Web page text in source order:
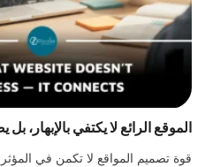
الموقع الرائع لا يكتفي بالإبهار،
قوة تصميم المواقع لا تكمن في